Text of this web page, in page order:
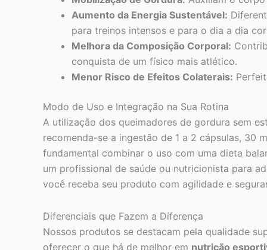
Aumento da Energia Sustentável:
para treinos intensos e para o dia a dia
Melhora da Composição Corporal:
conquista de um físico mais atlético.
Menor Risco de Efeitos Colaterais:
Modo de Uso e Integração na Sua Rotina
A utilização dos queimadores de gordura sem
recomenda-se a ingestão de 1 a 2 cápsulas, 30
fundamental combinar o uso com uma dieta
um profissional de saúde ou nutricionista para
você receba seu produto com agilidade e
Diferenciais que Fazem a Diferença
Nossos produtos se destacam pela qualidade
oferecer o que há de melhor em nutrição